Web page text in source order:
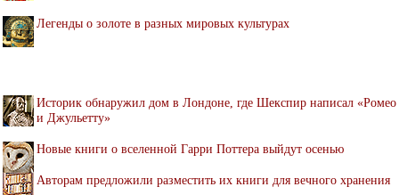
Легенды о золоте в разных мировых культурах
Историк обнаружил дом в Лондоне, где Шекспир написал «Ромео
и Джульетту»
Новые книги о вселенной Гарри Поттера выйдут осенью
Авторам предложили разместить их книги для вечного хранения